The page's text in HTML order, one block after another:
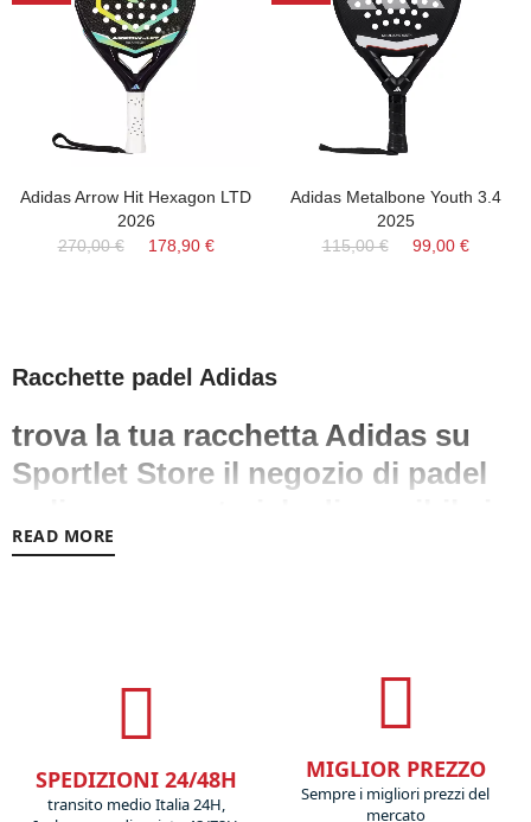
Adidas Arrow Hit Hexagon LTD
2026
270,00 €
178,90 €
Adidas Metalbone Youth 3.4
2025
115,00 €
99,00 €
Racchette padel Adidas
trova la tua racchetta Adidas su
Sportlet Store il negozio di padel
Italia.
la qualità e tecnologia che Adidas è conosciuta in tutto il
in campo. Sia che tu sia un principiante del gioco del padel o
tra la vasta gamma di racchette di padel adidas tra cui
scegliere nello store online di Sportlet. Con le ultime racchette
READ MORE
SPEDIZIONI 24/48H
transito medio Italia 24H,
MIGLIOR PREZZO
Sempre i migliori prezzi del
mercato